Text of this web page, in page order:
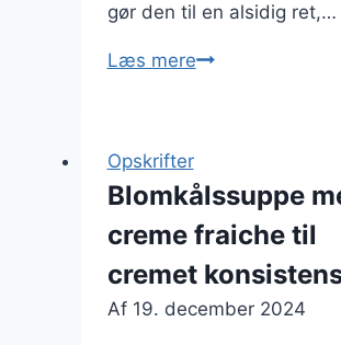
gør den til en alsidig ret,…
Læs mereBlomkålssuppe
Opskrifter
Blomkålssuppe
creme fraiche til
cremet
Af 19. december 2024